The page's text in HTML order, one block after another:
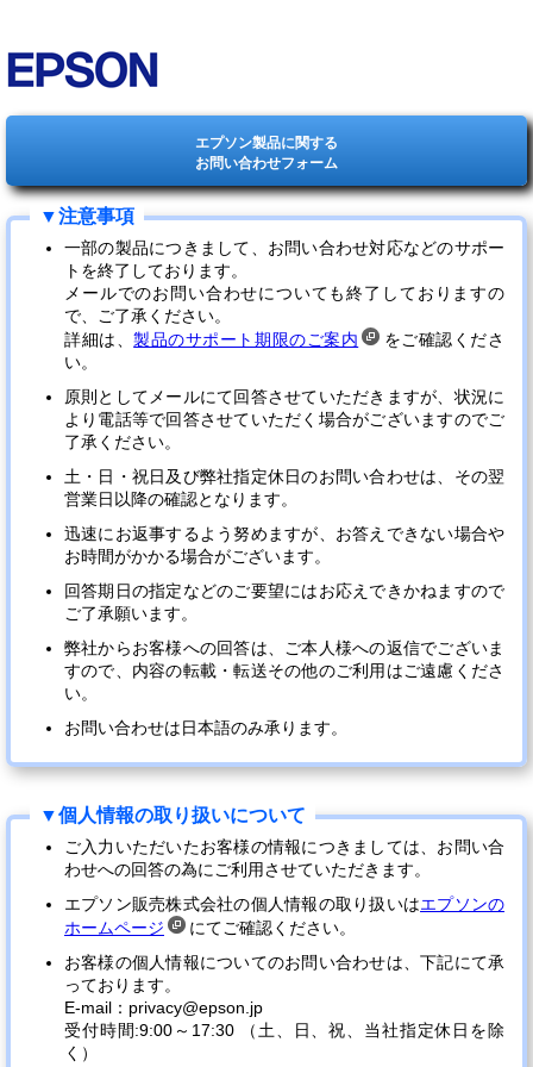
エプソン製品に関する
お問い合わせフォーム
一部の製品につきまして、お問い合わせ対応などのサポー
トを終了しております。
メールでのお問い合わせについても終了しておりますの
で、ご了承ください。
詳細は、製品のサポート期限のご案内
をご確認くださ
い。
原則としてメールにて回答させていただきますが、状況に
より電話等で回答させていただく場合がございますのでご
了承ください。
土・日・祝日及び弊社指定休日のお問い合わせは、その翌
営業日以降の確認となります。
迅速にお返事するよう努めますが、お答えできない場合や
お時間がかかる場合がございます。
回答期日の指定などのご要望にはお応えできかねますので
ご了承願います。
弊社からお客様への回答は、ご本人様への返信でございま
すので、内容の転載・転送その他のご利用はご遠慮くださ
い。
お問い合わせは日本語のみ承ります。
ご入力いただいたお客様の情報につきましては、お問い合
わせへの回答の為にご利用させていただきます。
エプソン販売株式会社の個人情報の取り扱いはエプソンの
ホームページ
にてご確認ください。
お客様の個人情報についてのお問い合わせは、下記にて承
っております。
E-mail：privacy@epson.jp
受付時間:9:00～17:30 （土、日、祝、当社指定休日を除
く）